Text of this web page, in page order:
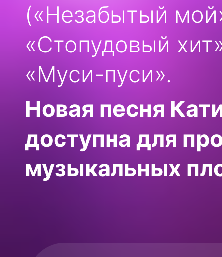
(«Незабытый
«Стопудовый
«Муси-пуси».
Новая песня
доступна для
музыкальных